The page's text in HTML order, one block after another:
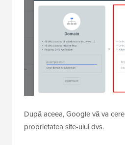
După aceea, Google vă va
proprietatea site-ului dvs.